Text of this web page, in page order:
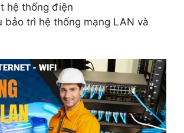
hệ thống điện
bảo trì hệ thống mạng LAN và